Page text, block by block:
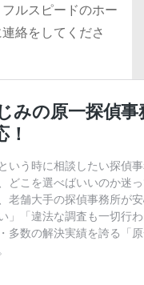
ルスピードのホー
絡をしてくださ